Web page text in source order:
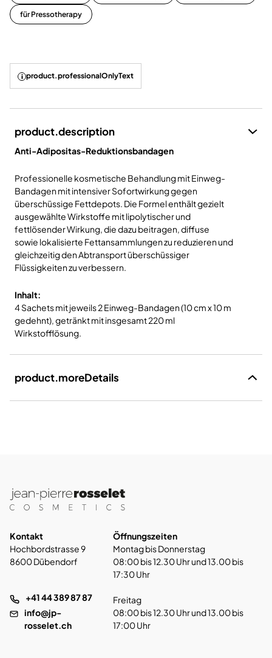
für Pressotherapy
product.professionalOnlyText
product.description
Anti-Adipositas-Reduktionsbandagen
Professionelle kosmetische Behandlung mit Einweg-
Bandagen mit intensiver Sofortwirkung gegen
überschüssige Fettdepots. Die Formel enthält gezielt
ausgewählte Wirkstoffe mit lipolytischer und
fettlösender Wirkung, die dazu beitragen, diffuse
sowie lokalisierte Fettansammlungen zu reduzieren und
gleichzeitig den Abtransport überschüssiger
Flüssigkeiten zu verbessern.
Inhalt:
4 Sachets mit jeweils 2 Einweg-Bandagen (10 cm x 10 m
gedehnt), getränkt mit insgesamt 220 ml
Wirkstofflösung.
product.moreDetails
Kontakt
Hochbordstrasse 9
8600 Dübendorf
+41 44 389 87 87
info@jp-
rosselet.ch
Öffnungszeiten
Montag bis Donnerstag
08:00 bis 12.30 Uhr und 13.00 bis
17:30 Uhr
Freitag
08:00 bis 12.30 Uhr und 13.00 bis
17:00 Uhr